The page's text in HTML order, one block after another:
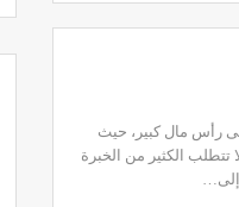
رأس مال كبير، حيث
تتطلب الكثير من الخبرة